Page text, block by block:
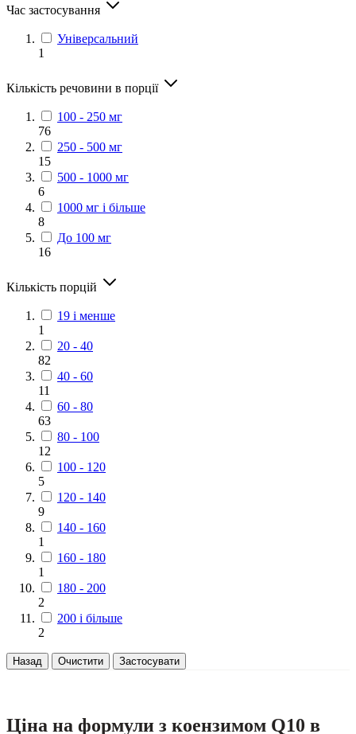
Час застосування
Універсальний
1
Кількість речовини в порції
100 - 250 мг
76
250 - 500 мг
15
500 - 1000 мг
6
1000 мг і більше
8
До 100 мг
16
Кількість порцій
19 і менше
1
20 - 40
82
40 - 60
11
60 - 80
63
80 - 100
12
100 - 120
5
120 - 140
9
140 - 160
1
160 - 180
1
180 - 200
2
200 і більше
2
Назад Очистити Застосувати
Ціна на формули з коензимом Q10 в